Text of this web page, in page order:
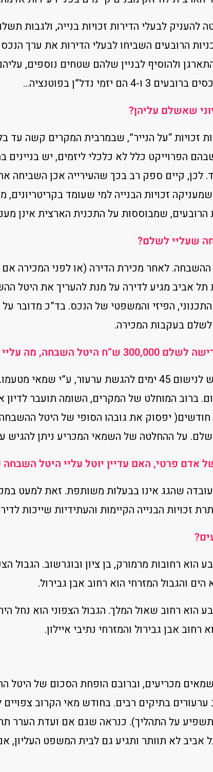
להעניק לבעלי הדירות זכויות בנייה, ולגבות
הרובעים השביחו לבעלי הדירות את ערך
ולהוסיף לבניין שלהם שטחים נוספים,
נדל”ן בפוטנציה…
שאשלם עליהן?
זכויות “על הנייר”, שבמרבית המקרים קשה עד
הפרוייקט כלל לא כלכלי ליזמים, יש
לכן, קיים ספק רב בכך שהעירייה אכן השביחה
שמעניקה זכויות הבנייה למי שעומד
שמבוססות על התכנית הארצית אינן
שעליי לשלם?
הינו 50% משווי ההשבחה. לאחר מכירת הדירה (או לפני
אביב מגיע לדירה על מנת להעריך את היטל
הפיזי והמשפטי של הנכס. בד”כ מדובר
בעקבות המכירה.
מה עליי לעשות?
מהמועד בו נתקבלה השומה, יש לנישום 45 ימים להגשת
ברוב המוחלט של המקרים, השומה תועבר
יפסוק את גובהו הסופי של היטל
על ההחלטה של השמאי המכריע ניתן להגיש
אדם פרטי, האם עדיין יוטל עליי היטל
שהגג אינו בבעלות משותפת. זאת למעט
זכויות הבנייה הקיימות והעתידיות שייכות
הוא רחובות מרמורק, בן ציון ובוגרשוב. הגבול
והגבול המזרחי הוא רחוב אבן גבירול.
הרובע הוא רחוב שאול המלך. הגבול הצפוני הוא נחל
אבן גבירול והמזרחי נתיבי איילון.
מכריעים, וברובם הופחת הסכום של היטל
בתיקים רבים. בחודש מאי הקרוב צפויים
על התהליך). כנראה שגם אם ועדת הערר
אביב לא תוותר ותגיע גם לבית המשפט העליון,